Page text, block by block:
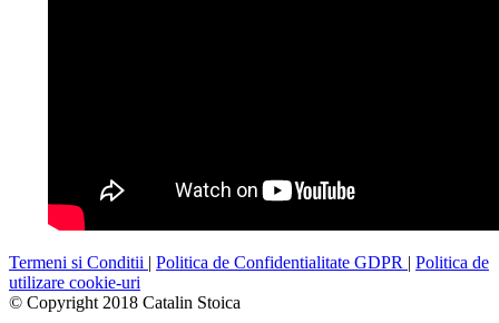
Termeni si Conditii | Politica de Confidentialitate GDPR | Politica de
utilizare cookie-uri
© Copyright 2018 Catalin Stoica